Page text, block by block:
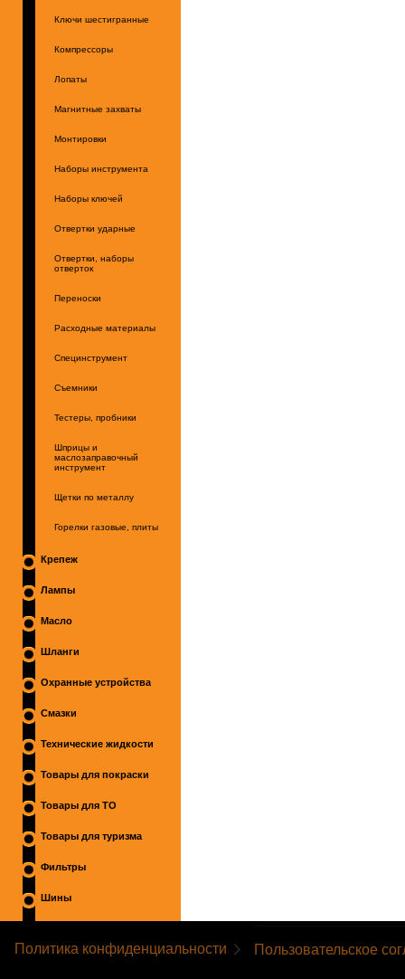
Ключи шестигранные
Компрессоры
Лопаты
Магнитные захваты
Монтировки
Наборы инструмента
Наборы ключей
Отвертки ударные
Отвертки, наборы
отверток
Переноски
Расходные материалы
Специнструмент
Съемники
Тестеры, пробники
Шприцы и
маслозаправочный
инструмент
Щетки по металлу
Горелки газовые, плиты
Крепеж
Лампы
Масло
Шланги
Охранные устройства
Смазки
Технические жидкости
Товары для покраски
Товары для ТО
Товары для туризма
Фильтры
Шины
Политика конфиденциальности Пользовательское